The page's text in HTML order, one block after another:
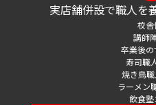
実店舗併設で職人を
校舎
講師
卒業後の
寿司職
焼き鳥
ラーメン
飲食塾